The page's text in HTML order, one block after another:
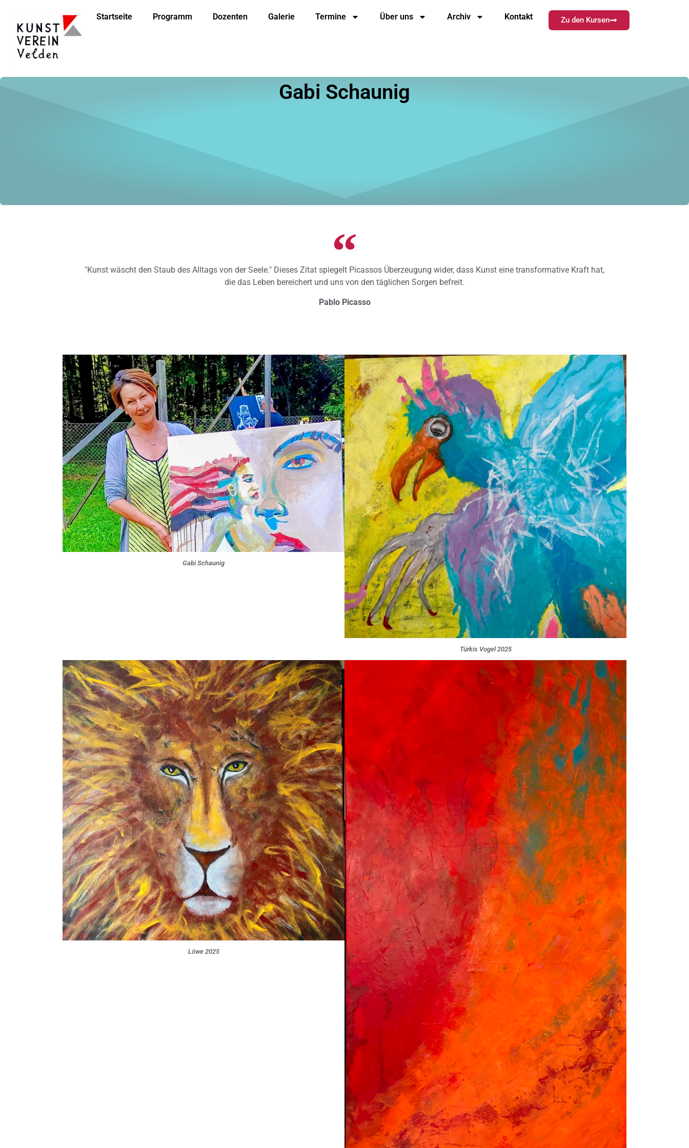
Startseite Programm Dozenten Galerie Termine Über uns Archiv Kontakt Zu den Kursen
Gabi Schaunig
"Kunst wäscht den Staub des Alltags von der Seele." Dieses Zitat spiegelt Picassos Überzeugung wider, dass Kunst eine transformative Kraft hat,
die das Leben bereichert und uns von den täglichen Sorgen befreit.
Pablo Picasso
Gabi Schaunig
Türkis Vogel 2025
Löwe 2025